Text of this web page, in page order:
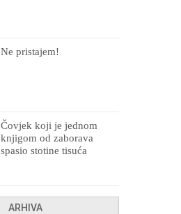
Ne pristajem!
Čovjek koji je jednom
knjigom od zaborava
spasio stotine tisuća
ARHIVA